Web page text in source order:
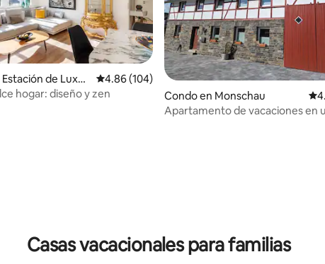
de 5, 138 reseñas
de Luxe
Calificación promedio: 4.86 de 5, 104 reseñas
4.86 (104)
hogar: diseño y zen
Condo en Monschau
Apartamento de vacaciones en
Casas vacacionales para familias